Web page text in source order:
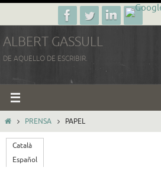
al
contenido
ALBERT GASSULL
DE AQUELLO DE ESCRIBIR.
INICIOPRENSA PAPEL
Català
Español